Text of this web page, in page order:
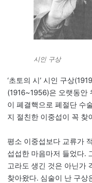
시인 구상
‘초토의 시’ 시인 구상
(1916~1956)은 오랫동안
이 폐결핵으로 폐절단 수
지 절친한 이중섭이 꼭 찾
평소 이중섭보다 교류가
섭섭한 마음마저 들었다.
고라도 생긴 것은 아닌가
찾아왔다. 심술이 난 구상